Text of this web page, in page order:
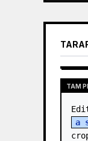
TAM
a